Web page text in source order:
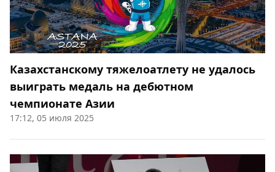
Казахстанскому тяжелоатлету не удалось
выиграть медаль на дебютном
чемпионате Азии
17:12, 05 июля 2025